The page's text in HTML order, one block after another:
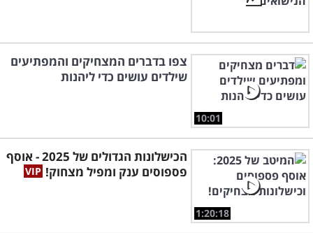
10:01
צפו בדברים המצחיקים והמפתיעים
שילדים עושים כדי ליהנות
1:20:18
הכישלונות הגדולים של 2025 - אוסף
פספוסים ענק ומפיל מצחוק!